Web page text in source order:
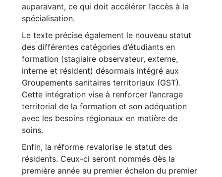
auparavant, ce qui doit accélérer l’accès à la
spécialisation.
Le texte précise également le nouveau statut
des différentes catégories d’étudiants en
formation (stagiaire observateur, externe,
interne et résident) désormais intégré aux
Groupements sanitaires territoriaux (GST).
Cette intégration vise à renforcer l’ancrage
territorial de la formation et son adéquation
avec les besoins régionaux en matière de
soins.
Enfin, la réforme revalorise le statut des
résidents. Ceux-ci seront nommés dès la
première année au premier échelon du premier